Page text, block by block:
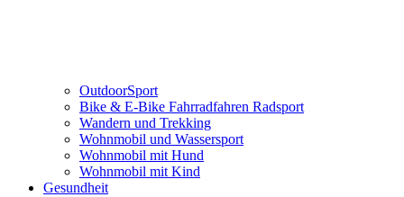
OutdoorSport
Bike & E-Bike Fahrradfahren Radsport
Wandern und Trekking
Wohnmobil und Wassersport
Wohnmobil mit Hund
Wohnmobil mit Kind
Gesundheit